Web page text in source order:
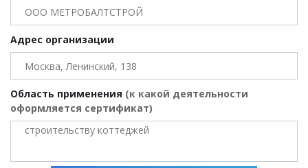
Адрес организации
Область применения (к какой деятельности
оформляется сертификат)